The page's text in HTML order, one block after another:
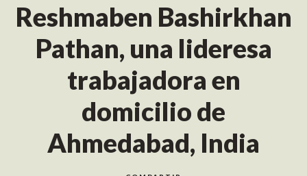
Reshmaben Bashirkhan
Pathan, una lideresa
trabajadora en
domicilio de
Ahmedabad, India